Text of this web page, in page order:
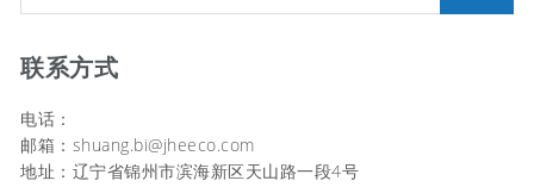
联系方式
电话：
邮箱：shuang.bi@jheeco.com
地址：辽宁省锦州市滨海新区天山路一段4号